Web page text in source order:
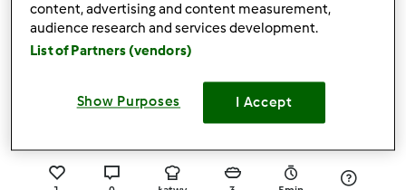
2 0 Łatwy 6 10min
Malinowa mgiełka
content, advertising and content measurement,
audience research and services development.
List of Partners (vendors)
Show Purposes I Accept